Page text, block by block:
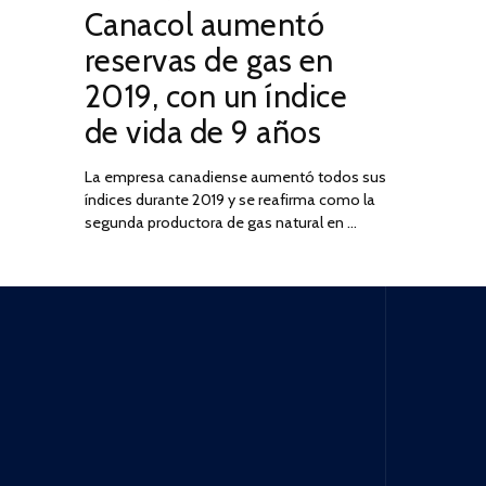
ON
2025
Canacol aumentó
reservas de gas en
2019, con un índice
de vida de 9 años
La empresa canadiense aumentó todos sus
índices durante 2019 y se reafirma como la
segunda productora de gas natural en …